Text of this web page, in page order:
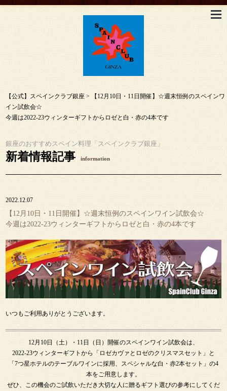
【公式】スペインクラブ銀座 >
【12月10日・11日開催】☆週末恒例のスペインワ
イン試飲会☆
今週は2022-23ウィンターギフトからロゼと白・赤の4本です
銀座のおすすめスペイン料理「スペインクラブ銀座」
新着情報記事 information
2022.12.07
【12月10日・11日開催】☆週末恒例のスペインワイン試飲会☆
今週は2022-23ウィンターギフトからロゼと白・赤の4本です
いつもご利用ありがとうございます。
12月10日（土）・11日（日）開催のスペインワイン試飲会は、
2022-23ウィンターギフトから「ロゼカヴァとロゼのクリスマスセット」と
「7つ星ホテルのテーブルワインに採用、スペシャルな白・赤2本セット」の4
本をご用意します。
ぜひ、この機会のご試飲いただき大切な人に贈るギフト選びの参考にしてくだ